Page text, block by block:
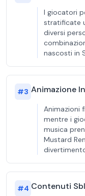
I giocatori
stratificate
diversi
nascosti in
#3 Animazione
Animazioni
mentre i
musica
Mustard
#4 Contenuti